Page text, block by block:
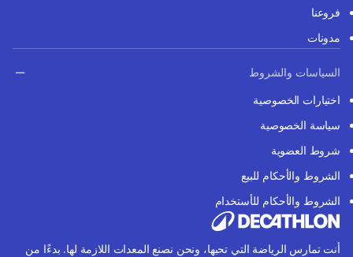
فروعنا
مدونات
السياسات والشروط
اختيارات الخصوصية
سياسة الخصوصية
شروط العضوية
الشروط والأحكام للبيع
الشروط والأحكام للأستخدام
أنت تمارس الرياضة التي تحبها، ونحن نصنع المعدات اللازمة لها. بدءًا من